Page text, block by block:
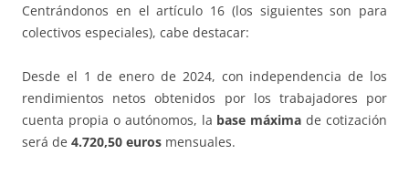
Centrándonos en el artículo 16 (los siguientes son para
colectivos especiales), cabe destacar:
Desde el 1 de enero de 2024, con independencia de los
rendimientos netos obtenidos por los trabajadores por
cuenta propia o autónomos, la base máxima de cotización
será de 4.720,50 euros mensuales.